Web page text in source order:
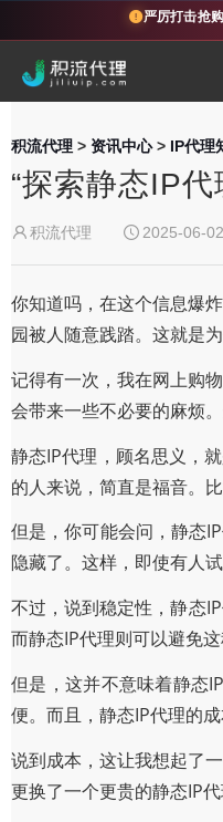
严厉打击抢
积流代理 > 资讯中心> IP代理
“探索静态IP
积流代理 2025-06-02
你知道吗，在这个信息爆
园被人随意践踏。这就是
记得有一次，我在网上购
会带来一些不必要的麻烦
静态IP代理，顾名思义，
的人来说，简直是福音。
但是，你可能会问，静态
隐藏了。这样，即使有人
不过，说到稳定性，静态
而静态IP代理则可以避免
但是，这并不意味着静态
便。而且，静态IP代理的
说到成本，这让我想起了
更换了一个更贵的静态IP